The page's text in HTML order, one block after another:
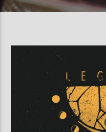
FANDANGO
AKTUELLE SENDUNG
MOEBIUS
09:00